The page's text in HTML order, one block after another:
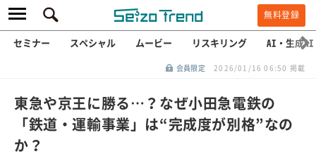
無料登録
セミナー スペシャル ムービー リスキリング AI・生成AI
会員限定 2026/01/16 06:50 掲載
東急や京王に勝る…？なぜ小田急電鉄の
「鉄道・運輸事業」は“完成度が別格”なの
か？